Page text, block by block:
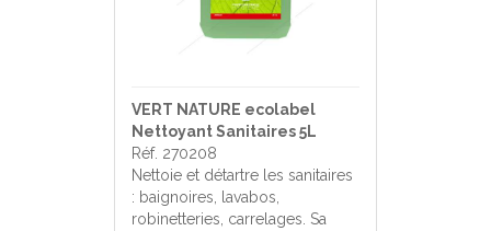
VERT NATURE ecolabel
Nettoyant Sanitaires 5L
Réf. 270208
Nettoie et détartre les sanitaires
: baignoires, lavabos,
robinetteries, carrelages. Sa